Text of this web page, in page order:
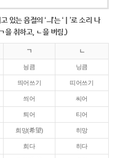
있는 음절의 ‘ㅢ’는 ‘ㅣ’로 소리 나
을 취하고, ㄴ을 버림.)
ㄱ ㄴ
닁큼 닝큼
띄어쓰기 띠어쓰기
씌어 씨어
틔어 티어
희망(希望) 히망
희다 히다